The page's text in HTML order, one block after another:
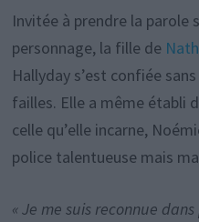
Invitée à prendre la parole
personnage, la fille de
Hallyday s’est confiée
failles. Elle a même établi
celle qu’elle incarne,
police talentueuse mais
« Je me suis reconnue